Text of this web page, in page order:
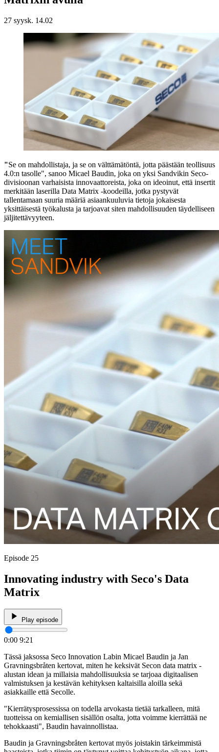
27 syysk. 14.02
"Se on mahdollistaja, ja se on välttämätöntä, jotta päästään teollisuus
4.0:n tasolle", sanoo Micael Baudin, joka on yksi Sandvikin Seco-
divisioonan varhaisista innovaattoreista, joka on ideoinut, että insertit
merkitään laserilla Data Matrix -koodeilla, jotka pystyvät
tallentamaan suuria määriä asiaankuuluvia tietoja jokaisesta
yksittäisestä työkalusta ja tarjoavat siten mahdollisuuden täydelliseen
jäljitettävyyteen.
Episode 25
Innovating industry with Seco's Data
Matrix
Play episode
0:00 9:21
Tässä jaksossa Seco Innovation Labin Micael Baudin ja Jan
Gravningsbråten kertovat, miten he keksivät Secon data matrix -
alustan idean ja millaisia mahdollisuuksia se tarjoaa digitaalisen
valmistuksen ja kestävän kehityksen kaltaisilla aloilla sekä
asiakkaille että Secolle.
"Kierrätysprosessissa on todella arvokasta tietää tarkalleen, mitä
tuotteissa on kemiallisen sisällön osalta, jotta voimme kierrättää ne
tehokkaasti", Baudin havainnollistaa.
Baudin ja Gravningsbråten kertovat myös joistakin tärkeimmistä